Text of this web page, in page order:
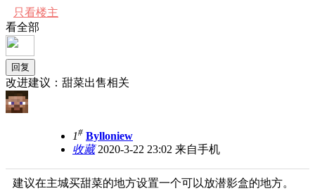
只看楼主
看全部
回复
改进建议：甜菜出售相关
1# Bylloniew
收藏2020-3-22 23:02 来自手机
建议在主城买甜菜的地方设置一个可以放潜影盒的地方。